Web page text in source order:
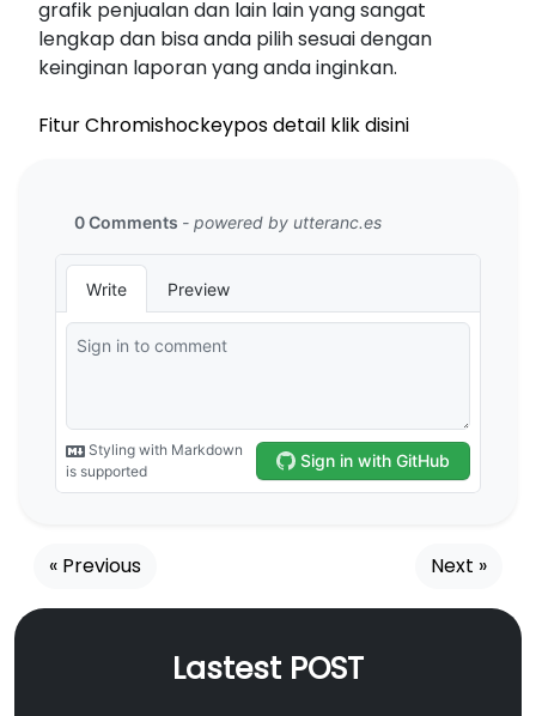
grafik penjualan dan lain lain yang sangat
lengkap dan bisa anda pilih sesuai dengan
keinginan laporan yang anda inginkan.
Fitur Chromishockeypos detail klik disini
« Previous Next »
Lastest POST